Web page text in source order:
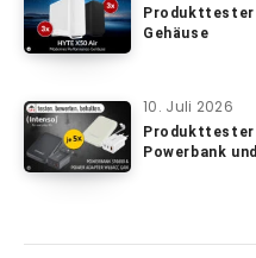
Produkttester
Gehäuse
10. Juli 2026
Produkttester
Powerbank